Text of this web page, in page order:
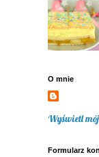
O mnie
Wyświetl
Formularz